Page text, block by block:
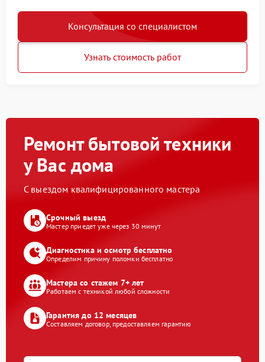
Консультация со специалистом
Узнать стоимость работ
Ремонт бытовой техники
у Вас дома
С выездом квалифицированного мастера
Срочный выезд
Мастер приедет уже через 30 минут
Диагностика и осмотр бесплатно
Определим причину поломки бесплатно
Мастера со стажем 7+ лет
Работаем с техникой любой сложности
Гарантия до 12 месяцев
Составляем договор, предоставляем гарантию